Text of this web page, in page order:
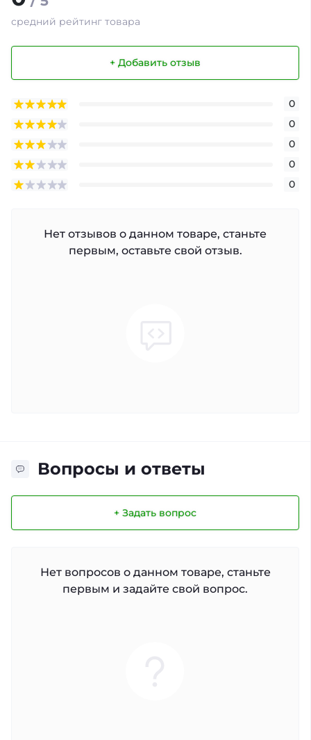
средний рейтинг товара
+ Добавить отзыв
0
0
0
0
0
Нет отзывов о данном товаре, станьте
первым, оставьте свой отзыв.
Вопросы и ответы
+ Задать вопрос
Нет вопросов о данном товаре, станьте
первым и задайте свой вопрос.